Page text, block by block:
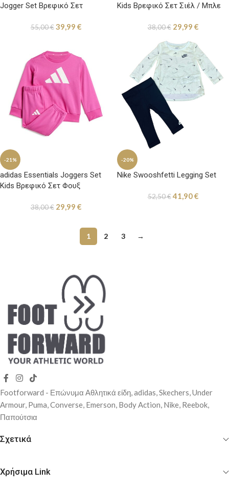
Jogger Set Βρεφικό Σετ
55,00€ 39,99 €
Kids Βρεφικό Σετ Σιέλ / Μπλε
38,00€ 29,99 €
-21%
adidas Essentials Joggers Set
Kids Βρεφικό Σετ Φουξ
38,00€ 29,99 €
-20%
Nike Swooshfetti Legging Set
52,50€41,90€
1 2 3 →
Footforward - Επώνυμα Αθλητικά είδη, adidas, Skechers, Under
Αrmour, Puma, Converse, Emerson, Body Action, Nike, Reebok,
Παπούτσια
Σχετικά
Χρήσιμα Link